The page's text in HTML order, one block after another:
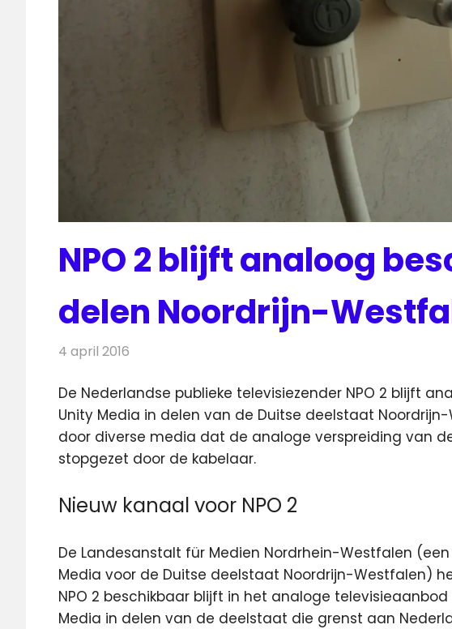
NPO 2 blijft analoog
delen Noordrijn-
4 april 2016
De Nederlandse publieke televisiezender NPO 2 blijft
Unity Media in delen van de Duitse deelstaat
door diverse media dat de analoge verspreiding van
stopgezet door de kabelaar.
Nieuw kanaal voor NPO 2
De Landesanstalt für Medien Nordrhein-Westfalen
Media voor de Duitse deelstaat Noordrijn-Westfalen)
NPO 2 beschikbaar blijft in het analoge
Media in delen van de deelstaat die grenst aan